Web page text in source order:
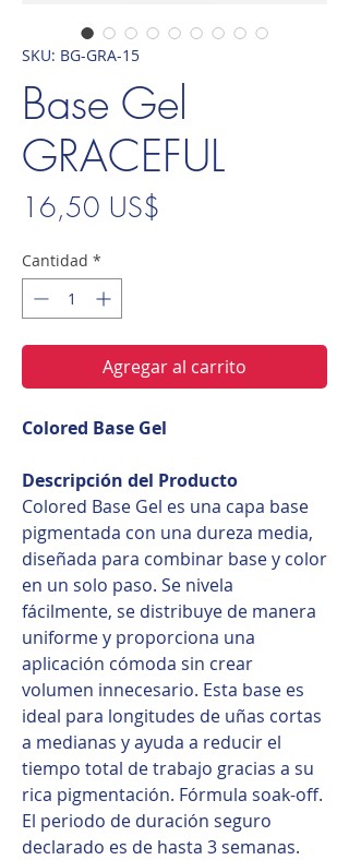
SKU: BG-GRA-15
Base Gel
GRACEFUL
16,50 US$
Cantidad *
Agregar al carrito
Colored Base Gel
Descripción del Producto
Colored Base Gel es una capa base
pigmentada con una dureza media,
diseñada para combinar base y color
en un solo paso. Se nivela
fácilmente, se distribuye de manera
uniforme y proporciona una
aplicación cómoda sin crear
volumen innecesario. Esta base es
ideal para longitudes de uñas cortas
a medianas y ayuda a reducir el
tiempo total de trabajo gracias a su
rica pigmentación. Fórmula soak-off.
El periodo de duración seguro
declarado es de hasta 3 semanas.